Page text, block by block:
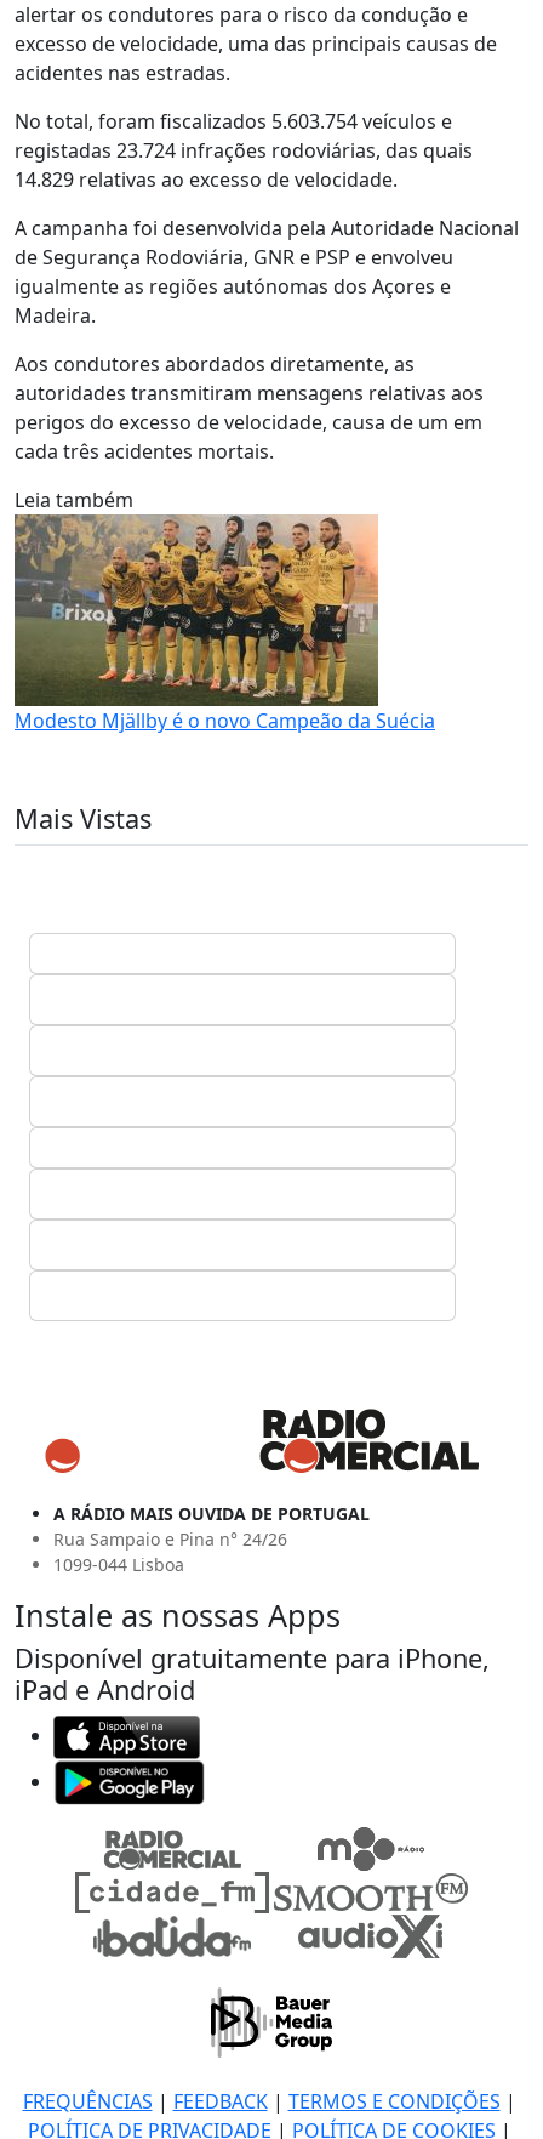
alertar os condutores para o risco da condução e
excesso de velocidade, uma das principais causas de
acidentes nas estradas.
No total, foram fiscalizados 5.603.754 veículos e
registadas 23.724 infrações rodoviárias, das quais
14.829 relativas ao excesso de velocidade.
A campanha foi desenvolvida pela Autoridade Nacional
de Segurança Rodoviária, GNR e PSP e envolveu
igualmente as regiões autónomas dos Açores e
Madeira.
Aos condutores abordados diretamente, as
autoridades transmitiram mensagens relativas aos
perigos do excesso de velocidade, causa de um em
cada três acidentes mortais.
Leia também
Modesto Mjällby é o novo Campeão da Suécia
Mais Vistas
A RÁDIO MAIS OUVIDA DE PORTUGAL
Rua Sampaio e Pina n° 24/26
1099-044 Lisboa
Instale as nossas Apps
Disponível gratuitamente para iPhone,
iPad e Android
FREQUÊNCIAS | FEEDBACK| TERMOS E CONDIÇÕES |
POLÍTICA DE PRIVACIDADE | POLÍTICA DE COOKIES |